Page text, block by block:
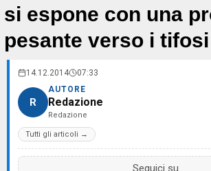
si espone con una
pesante verso i tifosi
14.12.2014 07:33
R
AUTORE
Redazione
Redazione
Tutti gli articoli →
Seguici su